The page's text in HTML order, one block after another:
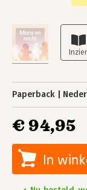
Paperback
€ 94,95
In